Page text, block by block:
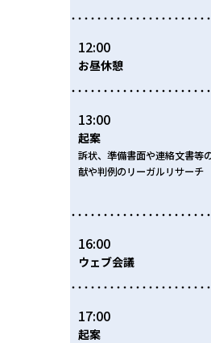
12:00
お昼休憩
13:00
起案
訴状、準備書面や連絡文書等
献や判例のリーガルリサーチ
16:00
ウェブ会議
17:00
起案